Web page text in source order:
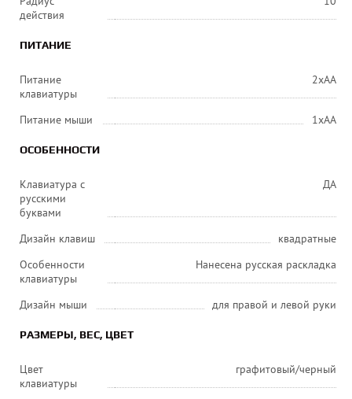
действия
ПИТАНИЕ
Питание
клавиатуры
2xAA
Питание мыши 1xAA
ОСОБЕННОСТИ
Клавиатура с
русскими
буквами
ДА
Дизайн клавиш
квадратные
Особенности
клавиатуры
Нанесена русская раскладка
Дизайн мыши для правой и левой руки
РАЗМЕРЫ, ВЕС, ЦВЕТ
Цвет
клавиатуры
графитовый/черный